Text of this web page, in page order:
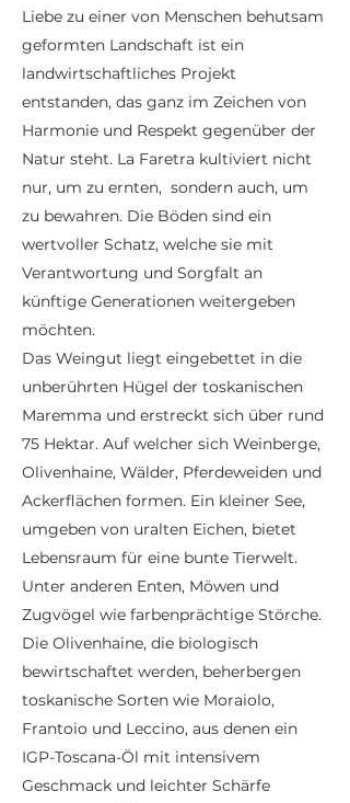
Liebe zu einer von Menschen behutsam
geformten Landschaft ist ein
landwirtschaftliches Projekt
entstanden, das ganz im Zeichen von
Harmonie und Respekt gegenüber der
Natur steht. La Faretra kultiviert nicht
nur, um zu ernten, sondern auch, um
zu bewahren. Die Böden sind ein
wertvoller Schatz, welche sie mit
Verantwortung und Sorgfalt an
künftige Generationen weitergeben
möchten.
Das Weingut liegt eingebettet in die
unberührten Hügel der toskanischen
Maremma und erstreckt sich über rund
75 Hektar. Auf welcher sich Weinberge,
Olivenhaine, Wälder, Pferdeweiden und
Ackerflächen formen. Ein kleiner See,
umgeben von uralten Eichen, bietet
Lebensraum für eine bunte Tierwelt.
Unter anderen Enten, Möwen und
Zugvögel wie farbenprächtige Störche.
Die Olivenhaine, die biologisch
bewirtschaftet werden, beherbergen
toskanische Sorten wie Moraiolo,
Frantoio und Leccino, aus denen ein
IGP-Toscana-Öl mit intensivem
Geschmack und leichter Schärfe